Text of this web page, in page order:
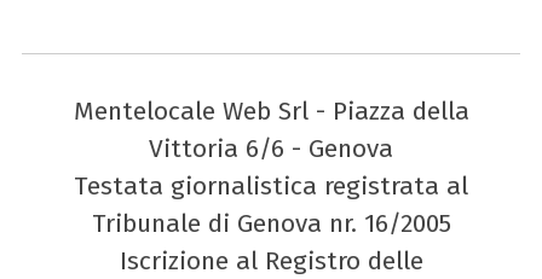
Mentelocale Web Srl - Piazza della
Vittoria 6/6 - Genova
Testata giornalistica registrata al
Tribunale di Genova nr. 16/2005
Iscrizione al Registro delle